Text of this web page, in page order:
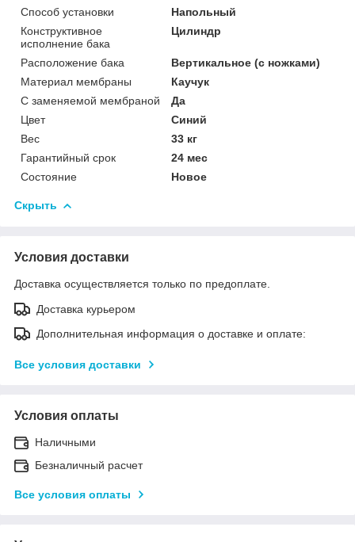
Способ установки
Напольный
Конструктивное
исполнение бака
Цилиндр
Расположение бака
Вертикальное (с ножками)
Материал мембраны
Каучук
С заменяемой мембраной
Да
Цвет
Синий
Вес
33 кг
Гарантийный срок
24 мес
Состояние
Новое
Скрыть
Условия доставки
Доставка осуществляется только по предоплате.
Доставка курьером
Дополнительная информация о доставке и оплате:
Все условия доставки
Условия оплаты
Наличными
Безналичный расчет
Все условия оплаты